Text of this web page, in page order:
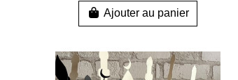
Ajouter au panier